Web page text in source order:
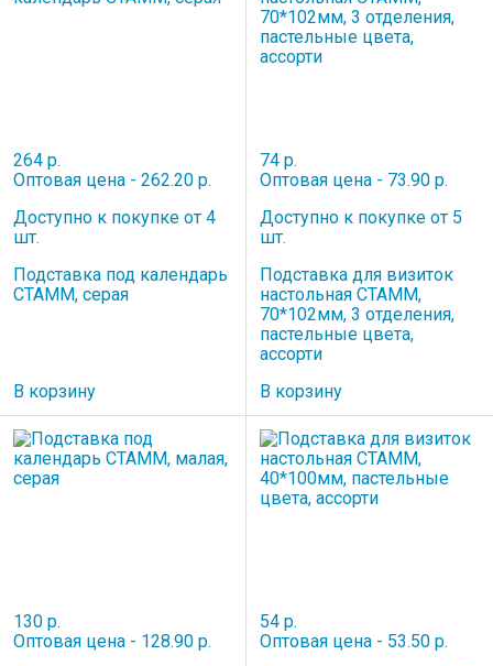
264 р.
Оптовая цена - 262.20 р.
Доступно к покупке от 4
шт.
Подставка под календарь
СТАММ, серая
В корзину
74 р.
Оптовая цена - 73.90 р.
Доступно к покупке от 5
шт.
Подставка для визиток
настольная СТАММ,
70*102мм, 3 отделения,
пастельные цвета,
ассорти
В корзину
130 р.
Оптовая цена - 128.90 р.
54 р.
Оптовая цена - 53.50 р.